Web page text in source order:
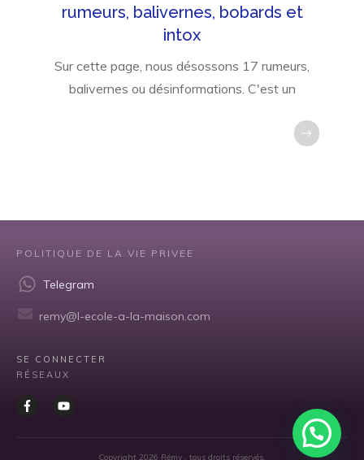
rumeurs, balivernes, bobards et
intox
Sur cette page, nous désossons 17 rumeurs,
balivernes ou désinformations. C'est un
POLITIQUE DE LA VIE PRIVEE
Telegram
remy@l-ecole-a-la-maison.com
SE CONNECTER
RÉSEAUX
Copyright 2026 Rémy , tous droits réservés.